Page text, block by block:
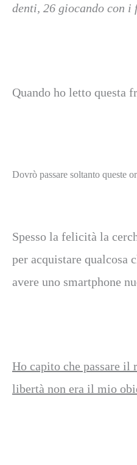
denti, 26 giocando con
Quando ho letto questa
Dovrò passare soltanto queste
Spesso la felicità la
per acquistare
avere uno smartphone
Ho capito che passare
libertà non era il mio